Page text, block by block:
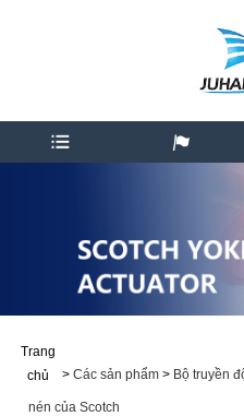
Trang
chủ
> Các sản phẩm > Bộ truyền
nén của Scotch